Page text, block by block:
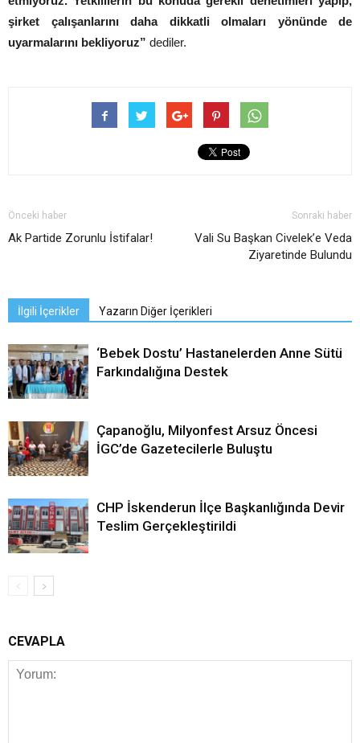
şirket çalışanlarını daha dikkatli olmaları yönünde de
uyarmalarını bekliyoruz” dediler.
Önceki haber
Ak Partide Zorunlu İstifalar!
Sonraki haber
Vali Su Başkan Civelek’e Veda
Ziyaretinde Bulundu
İlgili İçerikler Yazarın Diğer İçerikleri
‘Bebek Dostu’ Hastanelerden Anne Sütü
Farkındalığına Destek
Çapanoğlu, Milyonfest Arsuz Öncesi
İGC’de Gazetecilerle Buluştu
CHP İskenderun İlçe Başkanlığında Devir
Teslim Gerçekleştirildi
CEVAPLA